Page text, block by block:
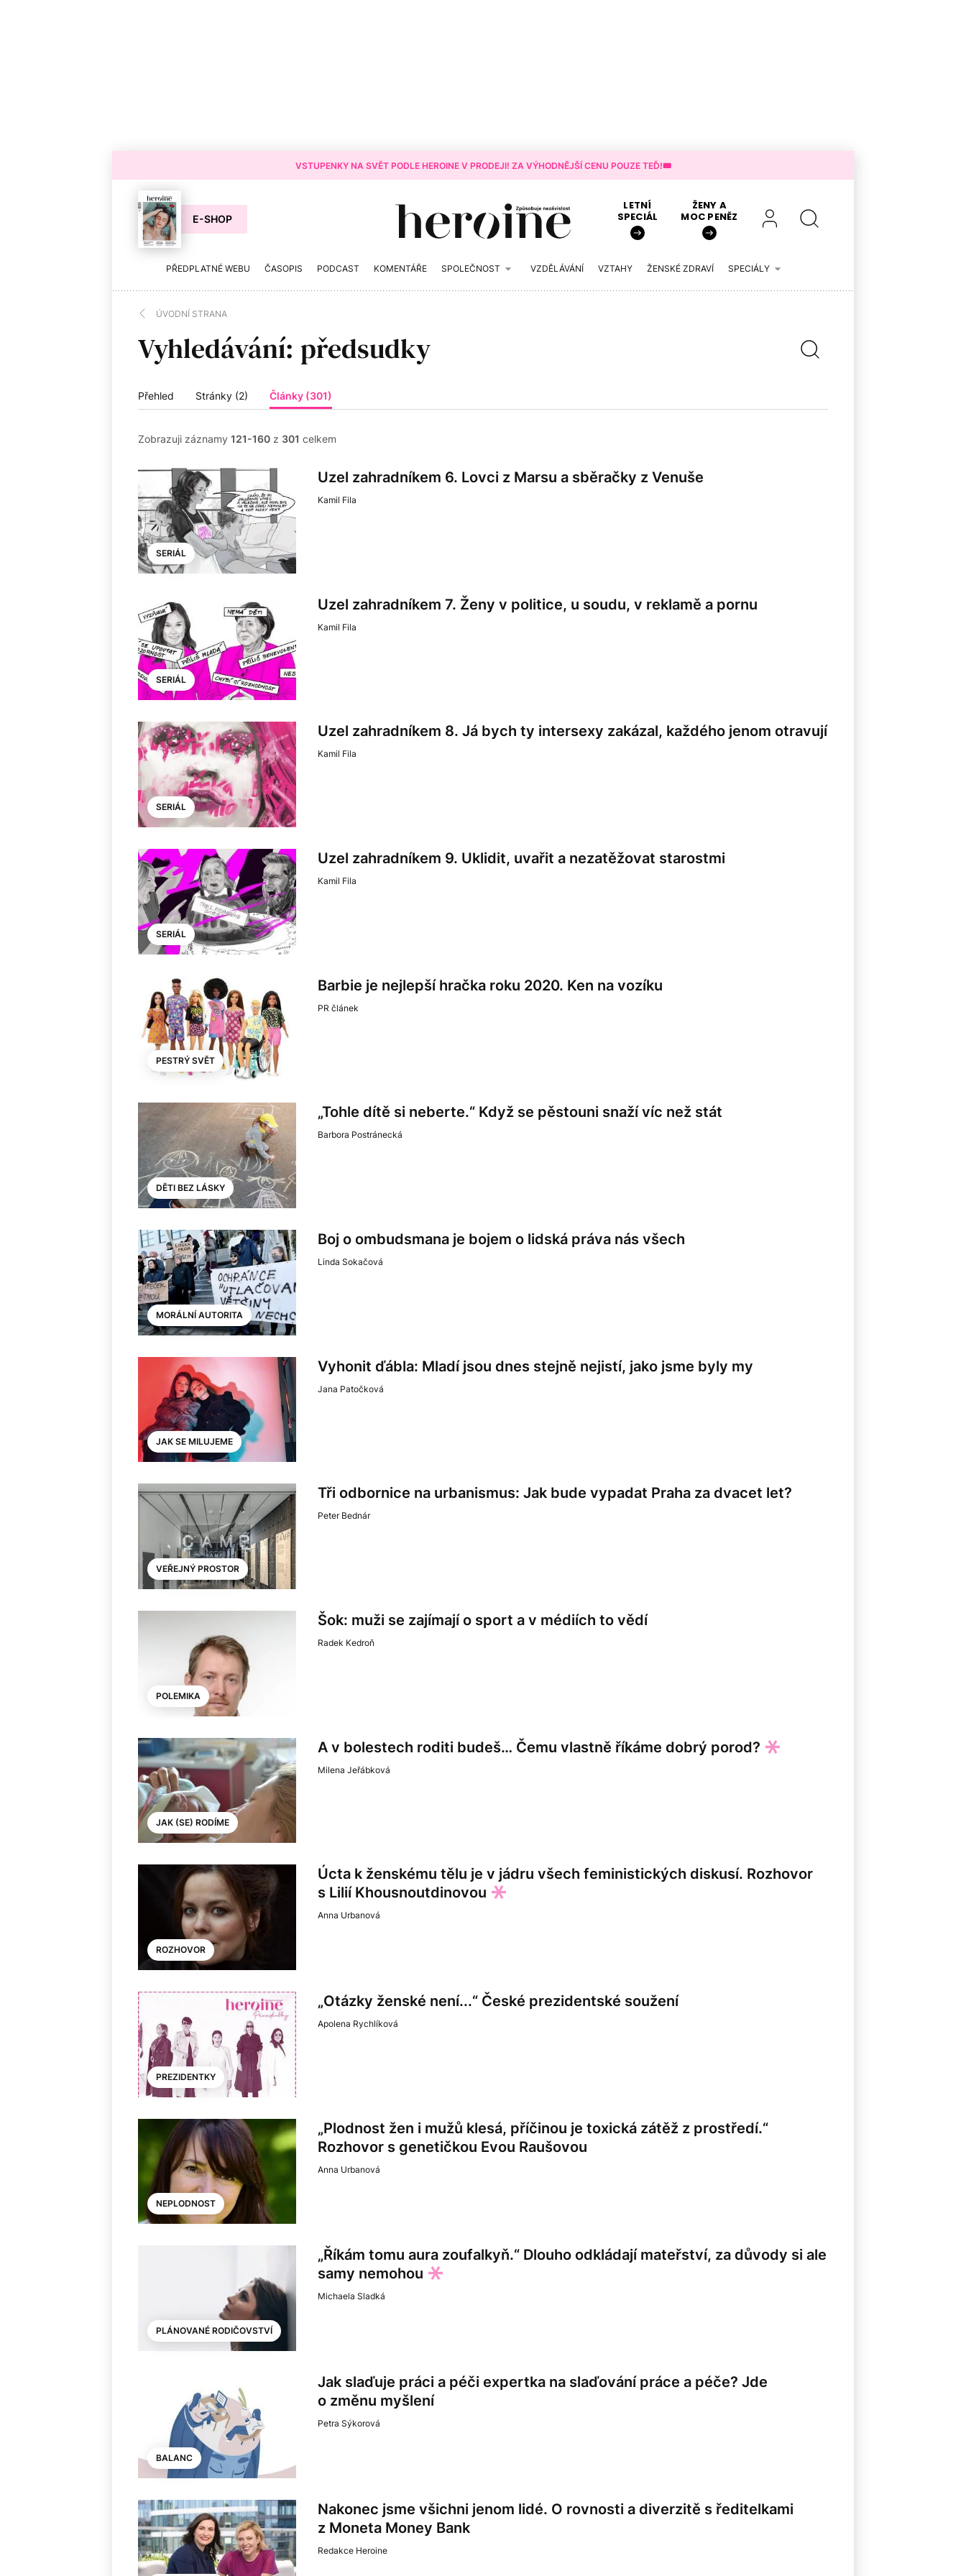
VSTUPENKY NA SVĚT PODLE HEROINE V PRODEJI! ZA VÝHODNĚJŠÍ CENU POUZE TEĎ!🎟️
E-SHOP
LETNÍ
SPECIÁL
ŽENY A
MOC PENĚZ
PŘEDPLATNÉ WEBU ČASOPIS PODCAST KOMENTÁŘE SPOLEČNOST VZDĚLÁVÁNÍ VZTAHY ŽENSKÉ ZDRAVÍ SPECIÁLY
ÚVODNÍ STRANA
Vyhledávání:
Přehled Stránky (2) Články (301)
Zobrazuji záznamy 121-160 z 301 celkem
SERIÁL
Uzel zahradníkem 6. Lovci z Marsu a sběračky z Venuše
Kamil Fila
SERIÁL
Uzel zahradníkem 7. Ženy v politice, u soudu, v reklamě a pornu
Kamil Fila
SERIÁL
Uzel zahradníkem 8. Já bych ty intersexy zakázal, každého jenom otravují
Kamil Fila
SERIÁL
Uzel zahradníkem 9. Uklidit, uvařit a nezatěžovat starostmi
Kamil Fila
PESTRÝ SVĚT
Barbie je nejlepší hračka roku 2020. Ken na vozíku
PR článek
DĚTI BEZ LÁSKY
„Tohle dítě si neberte.“ Když se pěstouni snaží víc než stát
Barbora Postránecká
MORÁLNÍ AUTORITA
Boj o ombudsmana je bojem o lidská práva nás všech
Linda Sokačová
JAK SE MILUJEME
Vyhonit ďábla: Mladí jsou dnes stejně nejistí, jako jsme byly my
Jana Patočková
VEŘEJNÝ PROSTOR
Tři odbornice na urbanismus: Jak bude vypadat Praha za dvacet let?
Peter Bednár
POLEMIKA
Šok: muži se zajímají o sport a v médiích to vědí
Radek Kedroň
JAK (SE) RODÍME
A v bolestech roditi budeš… Čemu vlastně říkáme dobrý porod?
Milena Jeřábková
ROZHOVOR
Úcta k ženskému tělu je v jádru všech feministických diskusí. Rozhovor
s Lilií Khousnoutdinovou
Anna Urbanová
PREZIDENTKY
„Otázky ženské není...“ České prezidentské soužení
Apolena Rychlíková
NEPLODNOST
„Plodnost žen i mužů klesá, příčinou je toxická zátěž z prostředí.“
Rozhovor s genetičkou Evou Raušovou
Anna Urbanová
PLÁNOVANÉ RODIČOVSTVÍ
„Říkám tomu aura zoufalkyň.“ Dlouho odkládají mateřství, za důvody si ale
samy nemohou
Michaela Sladká
BALANC
Jak slaďuje práci a péči expertka na slaďování práce a péče? Jde
o změnu myšlení
Petra Sýkorová
Nakonec jsme všichni jenom lidé. O rovnosti a diverzitě s ředitelkami
z Moneta Money Bank
Redakce Heroine